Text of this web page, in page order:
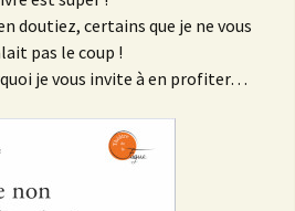
doutiez, certains que je ne vous
pas le coup !
je vous invite à en profiter…